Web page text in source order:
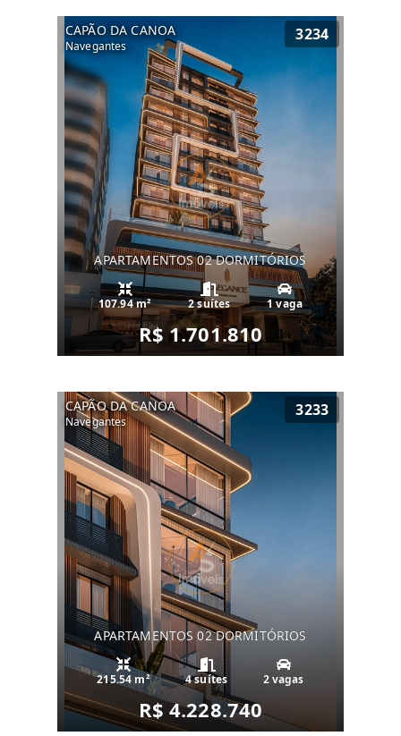
CAPÃO DA CANOA
Navegantes
3234
APARTAMENTOS 02 DORMITÓRIOS
107.94 m² 2 suítes 1 vaga
R$ 1.701.810
CAPÃO DA CANOA
Navegantes
3233
APARTAMENTOS 02 DORMITÓRIOS
215.54 m² 4 suítes 2 vagas
R$ 4.228.740